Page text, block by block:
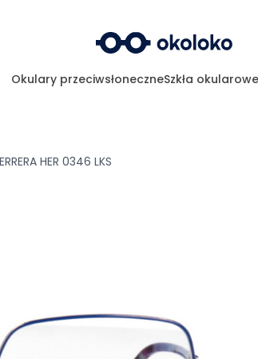
Okulary przeciwsłoneczneSzkła okularowe
HER 0346 LKS